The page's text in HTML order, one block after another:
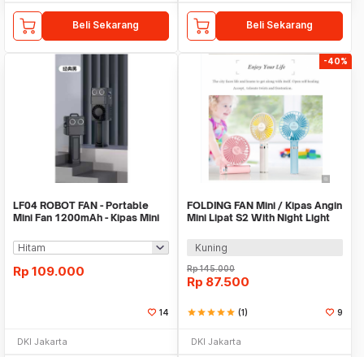
Beli Sekarang Beli Sekarang
LF04 ROBOT FAN - Portable
Mini Fan 1200mAh - Kipas Mini
Rp 109.000
14
DKI Jakarta
-40%
FOLDING FAN Mini / Kipas Angin
Mini Lipat S2 With Night Light
Kuning
Rp145.000
Rp 87.500
starstarstarstarstar (1) 9
DKI Jakarta